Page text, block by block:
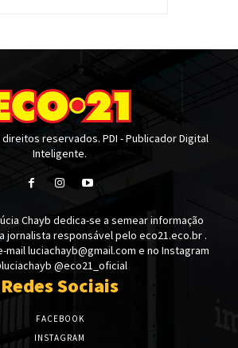
reservados. PDI - Publicador Digital
Inteligente.
Chayb dedica-se a semear informação
jornalista responsável pelo eco21.eco.br .
luciachayb@gmail.com e no Instagram
@eco21_oficial
Redes Sociais
FACEBOOK
INSTAGRAM